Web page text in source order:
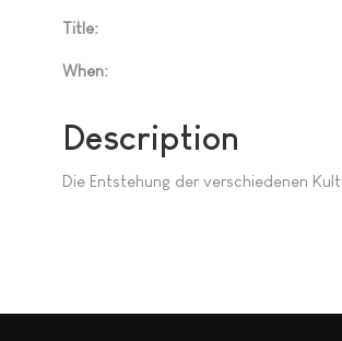
Title:
When:
Description
Die Entstehung der verschiedenen